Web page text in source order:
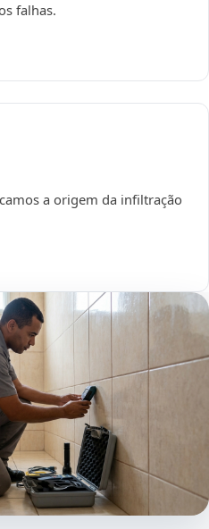
falhas.
a origem da infiltração